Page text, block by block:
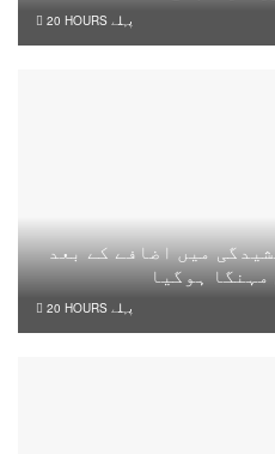
20 HOURS پہلے
میں اضافے کے بعد
ہوگیا
20 HOURS پہلے